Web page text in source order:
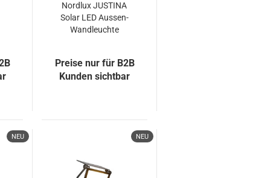
Nordlux JUSTINA
Solar LED Aussen-
Wandleuchte
2418071003
Preise nur für B2B
Kunden sichtbar
NEU NEU